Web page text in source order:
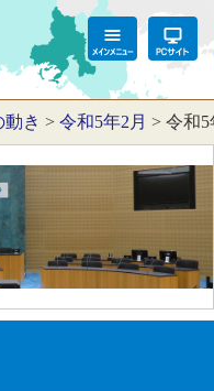
動き > 令和5年2月 > 令和5